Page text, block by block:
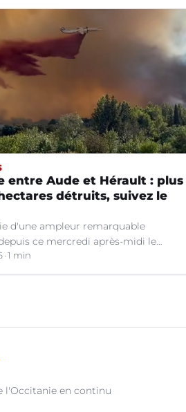
entre Aude et Hérault : plus
détruits, suivez le
d'une ampleur remarquable
ce mercredi après-midi le
confins de l'Aude et de l'Hérault.
1 min
l'Occitanie en continu